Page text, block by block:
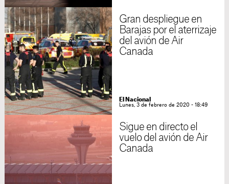
Gran despliegue en
Barajas por el aterrizaje
del avión de Air
Canada
El Nacional
Lunes, 3 de febrero de 2020 - 18:49
Sigue en directo el
vuelo del avión de Air
Canada